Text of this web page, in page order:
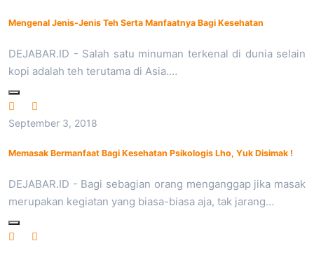
Mengenal Jenis-Jenis Teh Serta Manfaatnya Bagi Kesehatan
DEJABAR.ID - Salah satu minuman terkenal di dunia selain
kopi adalah teh terutama di Asia.…
September 3, 2018
Memasak Bermanfaat Bagi Kesehatan Psikologis Lho, Yuk Disimak !
DEJABAR.ID - Bagi sebagian orang menganggap jika masak
merupakan kegiatan yang biasa-biasa aja, tak jarang…